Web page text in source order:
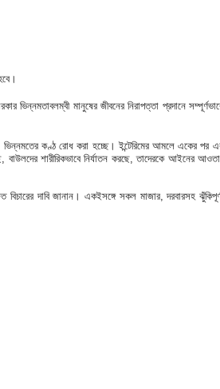
মানুষের জীবনের নিরাপত্তা প্রদানে
কণ্ঠ রোধ করা হচ্ছে। ইন্টেরিমের আমলে একের পর
বাউলদের শারীরিকভাবে নির্যাতন করছে, তাদেরকে
দাবি জানান। একইসঙ্গে সকল মাজার, দরবারসহ ঝুঁকিপূর্ণ